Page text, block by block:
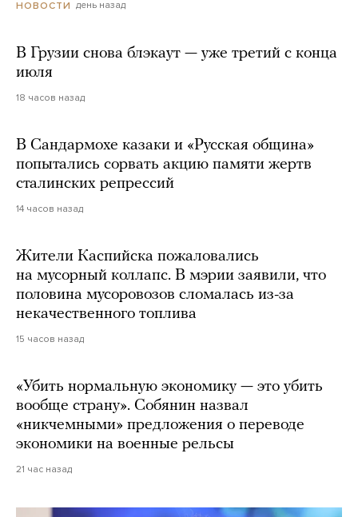
НОВОСТИ день назад
В Грузии снова блэкаут — уже третий с конца
июля
18 часов назад
В Сандармохе казаки и «Русская община»
попытались сорвать акцию памяти жертв
сталинских репрессий
14 часов назад
Жители Каспийска пожаловались
на мусорный коллапс. В мэрии заявили, что
половина мусоровозов сломалась из-за
некачественного топлива
15 часов назад
«Убить нормальную экономику — это убить
вообще страну». Собянин назвал
«никчемными» предложения о переводе
экономики на военные рельсы
21 час назад